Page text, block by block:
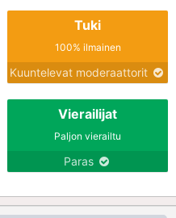
Tuki
100% ilmainen
Kuuntelevat moderaattorit
Vierailijat
Paljon vierailtu
Paras